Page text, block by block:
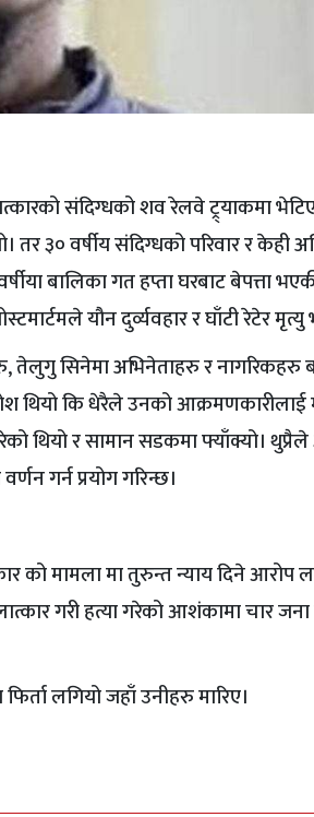
संदिग्धको शव रेलवे ट्र्याकमा
३० वर्षीय संदिग्धको परिवार र केही
बालिका गत हप्ता घरबाट बेपत्ता
यौन दुर्व्यवहार र घाँटी रेटेर
तेलुगु सिनेमा अभिनेताहरु र
थियो कि धेरैले उनको आक्रमणकारीलाई
थियो र सामान सडकमा फ्याँक्यो।
गर्न प्रयोग गरिन्छ।
को मामला मा तुरुन्त न्याय दिने आरोप
गरी हत्या गरेको आशंकामा चार
लगियो जहाँ उनीहरु मारिए।